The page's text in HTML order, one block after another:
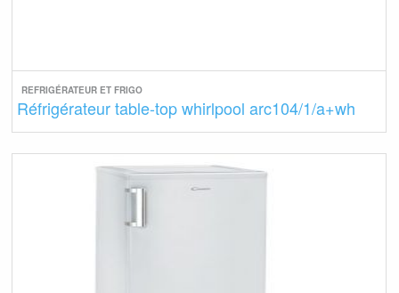
REFRIGÉRATEUR ET FRIGO
Réfrigérateur table-top whirlpool arc104/1/a+wh